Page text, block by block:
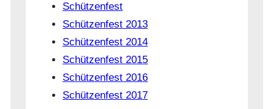
Schützenfest
Schützenfest 2013
Schützenfest 2014
Schützenfest 2015
Schützenfest 2016
Schützenfest 2017